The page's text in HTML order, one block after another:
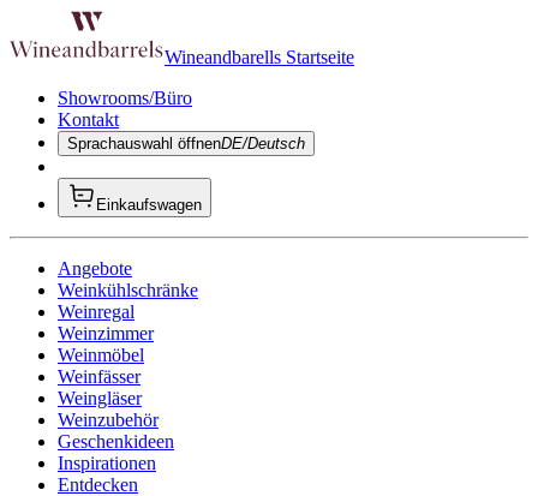
Wineandbarells Startseite
Showrooms/Büro
Kontakt
Sprachauswahl öffnenDE/Deutsch
Einkaufswagen
Angebote
Weinkühlschränke
Weinregal
Weinzimmer
Weinmöbel
Weinfässer
Weingläser
Weinzubehör
Geschenkideen
Inspirationen
Entdecken